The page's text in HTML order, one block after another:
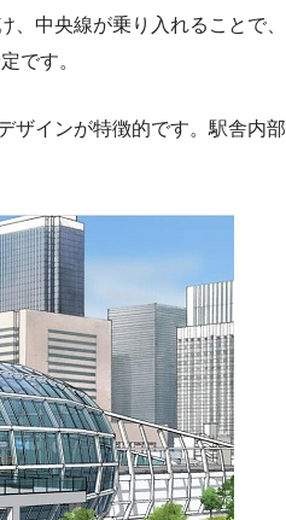
中央線が乗り入れることで、
です。
ザインが特徴的です。駅舎内部